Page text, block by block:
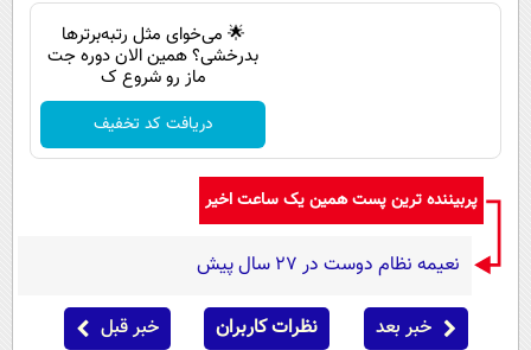
🌟 می‌خوای مثل رتبه‌برترها
بدرخشی؟ همین الان دوره جت
ماز رو شروع ک
دریافت کد تخفیف
پربیننده ترین پست همین یک ساعت اخیر
نعیمه نظام دوست در 27 سال پیش
خبر بعد نظرات کاربران خبر قبل